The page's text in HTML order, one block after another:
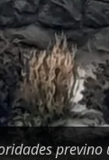
previno